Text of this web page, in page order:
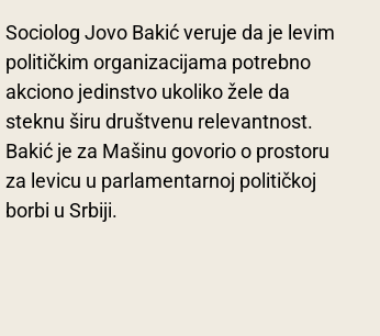
Sociolog Jovo Bakić veruje da je levim
političkim organizacijama potrebno
akciono jedinstvo ukoliko žele da
steknu širu društvenu relevantnost.
Bakić je za Mašinu govorio o prostoru
za levicu u parlamentarnoj političkoj
borbi u Srbiji.